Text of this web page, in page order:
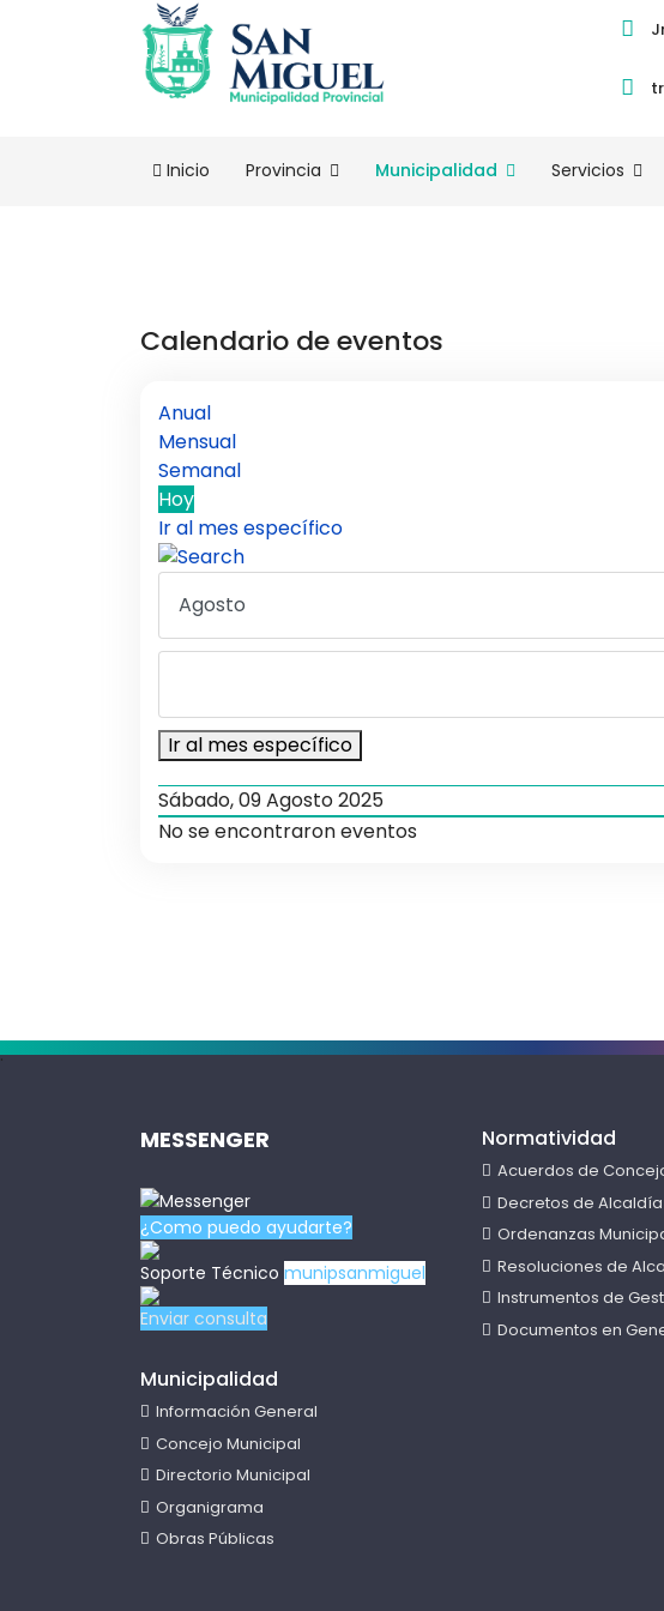
Inicio Provincia Municipalidad Servicios
Calendario de eventos
Anual
Mensual
Semanal
Hoy
Ir al mes específico
Ir al mes específico
Sábado, 09 Agosto 2025
No se encontraron eventos
.
MESSENGER
¿Como puedo ayudarte?
Soporte Técnico munipsanmiguel
Enviar consulta
Municipalidad
Información General
Concejo Municipal
Directorio Municipal
Organigrama
Obras Públicas
Normatividad
Acuerdos de
Decretos de Alcaldía
Ordenanzas
Resoluciones de
Instrumentos de
Documentos en